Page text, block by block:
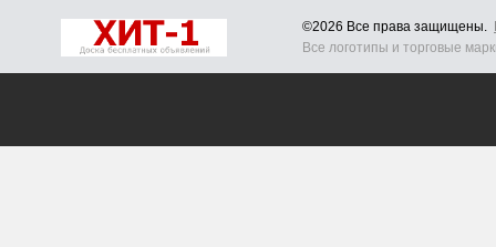
©2026 Все права защищены.
Все логотипы и торговые